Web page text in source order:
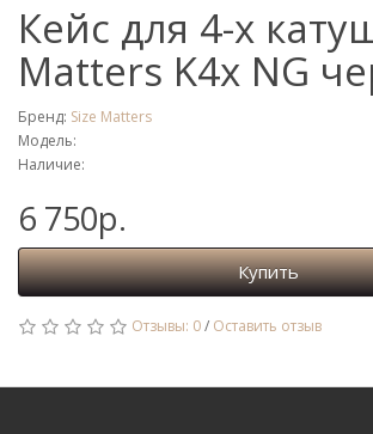
Кейс для 4-х
Matters K4x NG
Бренд: Size Matters
Модель:
Наличие:
6 750р.
Купить
Отзывы: 0/ Оставить отзыв